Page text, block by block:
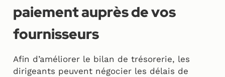
paiement auprès de vos
fournisseurs
Afin d’améliorer le bilan de trésorerie, les
dirigeants peuvent négocier les délais de